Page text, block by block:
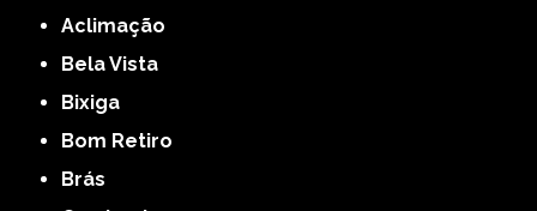
Aclimação
Bela Vista
Bixiga
Bom Retiro
Brás